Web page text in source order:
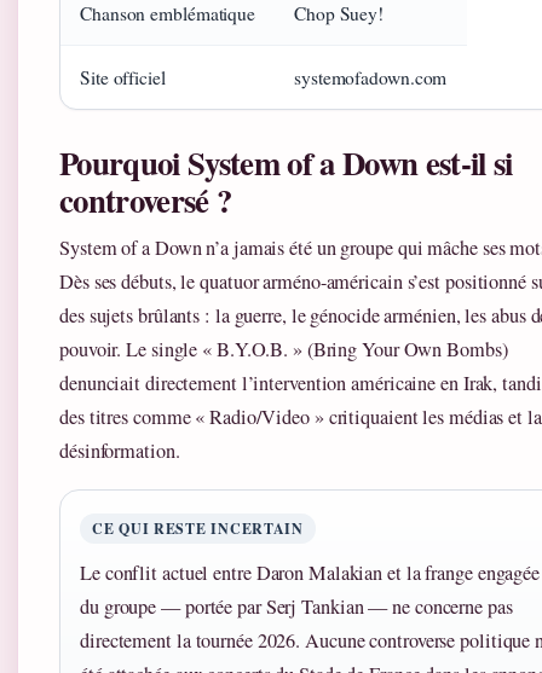
Chanson emblématique Chop Suey!
Site officiel systemofadown.com
Pourquoi System of a Down est-il si
controversé ?
System of a Down n’a jamais été un groupe qui mâche ses
Dès ses débuts, le quatuor arméno-américain s’est positionné
des sujets brûlants : la guerre, le génocide arménien, les abus
pouvoir. Le single « B.Y.O.B. » (Bring Your Own Bombs)
denunciait directement l’intervention américaine en Irak,
des titres comme « Radio/Video » critiquaient les médias et la
désinformation.
CE QUI RESTE INCERTAIN
Le conflit actuel entre Daron Malakian et la frange engagée
du groupe — portée par Serj Tankian — ne concerne pas
directement la tournée 2026. Aucune controverse politique